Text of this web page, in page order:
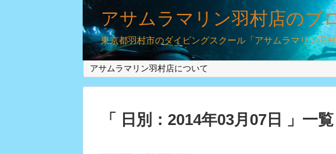
アサムラマリン羽村店のブ
東京都羽村市のダイビングスクール「アサムラマリン羽
アサムラマリン羽村店について
「 日別：2014年03月07日 」一覧